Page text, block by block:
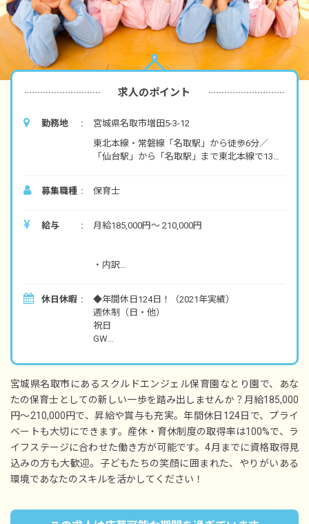
求人のポイント
勤務地
宮城県名取市増田5-3-12
東北本線・常磐線「名取駅」から徒歩6分／
「仙台駅」から「名取駅」まで東北本線で13
募集職種 保育士
給与 月給185,000円～ 210,000円
・内訳
職務手当
地域調整手当
昇給年1回（4月）
時間外勤務手当（1分単位の全額支給）
＜モデル年収例＞
＜モデル年収例＞
25歳／入社1年目／年収357万円
28歳／入社3年目／年収378万円
30歳／入社5年目／年収400万円
休日休暇
◆年間休日124日！（2021年実績）
週休制（日・他）
祝日
GW
年末年始休暇
慶弔休暇
有給休暇（入社後6カ月経過後に付与。取得率
70％、半休取得OK！5日以上の連休も応相談）
産休・育休制度（取得率100%、復帰実績あり）
介護休暇
宮城県名取市にあるスクルドエンジェル保育園なとり園で、あな
たの保育士としての新しい一歩を踏み出しませんか？月給185,000
円～210,000円で、昇給や賞与も充実。年間休日124日で、プライ
ベートも大切にできます。産休・育休制度の取得率は100%で、ラ
イフステージに合わせた働き方が可能です。4月までに資格取得見
込みの方も大歓迎。子どもたちの笑顔に囲まれた、やりがいある
環境であなたのスキルを活かしてください！